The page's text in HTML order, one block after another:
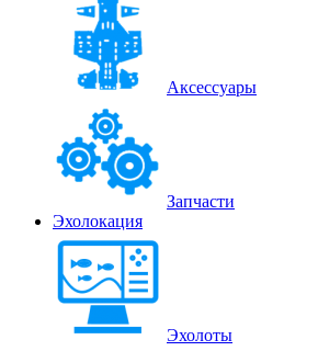
Аксессуары
Запчасти
Эхолокация
Эхолоты